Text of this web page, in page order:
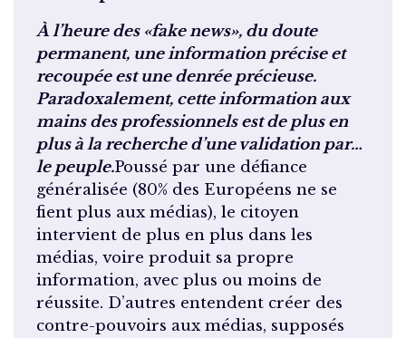
À l’heure des «fake news», du doute
permanent, une information précise et
recoupée est une denrée précieuse.
Paradoxalement, cette information aux
mains des professionnels est de plus en
plus à la recherche d’une validation par…
le peuple.Poussé par une défiance
généralisée (80% des Européens ne se
fient plus aux médias), le citoyen
intervient de plus en plus dans les
médias, voire produit sa propre
information, avec plus ou moins de
réussite. D’autres entendent créer des
contre-pouvoirs aux médias, supposés